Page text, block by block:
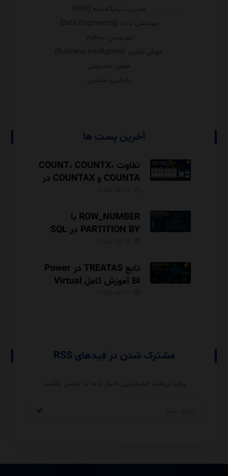
مدیریت پایگاه‌داده (DBA)
مهندسی داده (Data Engineering)
مهندسی نرم‌افزار
هوش تجاری (Business Intelligence)
هوش مصنوعی
یادگیری ماشین
آخرین پست ها
تفاوت COUNT، COUNTX،
COUNTA و COUNTAX در
ROW_NUMBER با
PARTITION BY در SQL
تابع TREATAS در Power
BI آموزش کامل Virtual
مشترک شدن در فیدهای RSS
برای دریافت جدیدترین اخبار با ما در تماس باشید.